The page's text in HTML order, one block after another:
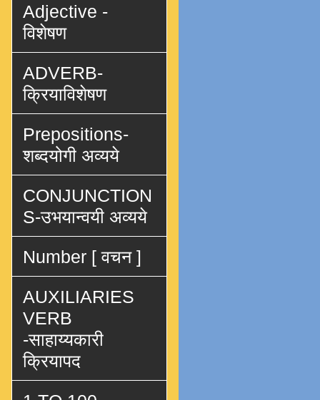
Adjective -
विशेषण
ADVERB-
क्रियाविशेषण
Prepositions-
शब्दयोगी अव्यये
CONJUNCTION
S-उभयान्वयी अव्यये
Number [ वचन ]
AUXILIARIES
VERB
-साहाय्यकारी
क्रियापद